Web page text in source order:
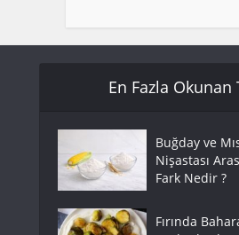
En Fazla
Buğday ve
Nişastası
Fark Nedir ?
Fırında